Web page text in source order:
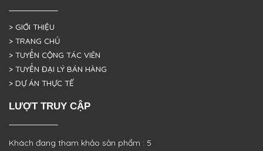
> GIỚI THIỆU
> TRANG CHỦ
> TUYỂN CỘNG TÁC VIÊN
> TUYỂN ĐẠI LÝ BÁN HÀNG
> DỰ ÁN THỰC TẾ
LƯỢT TRUY CẬP
Khách đang tham khảo sản phẩm : 5